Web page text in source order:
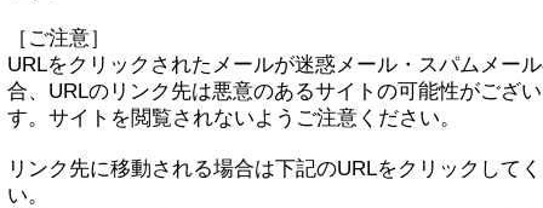
［ご注意］
URLをクリックされたメールが迷惑メール・スパムメー
合、URLのリンク先は悪意のあるサイトの可能性がござ
す。サイトを閲覧されないようご注意ください。
リンク先に移動される場合は下記のURLをクリックして
い。